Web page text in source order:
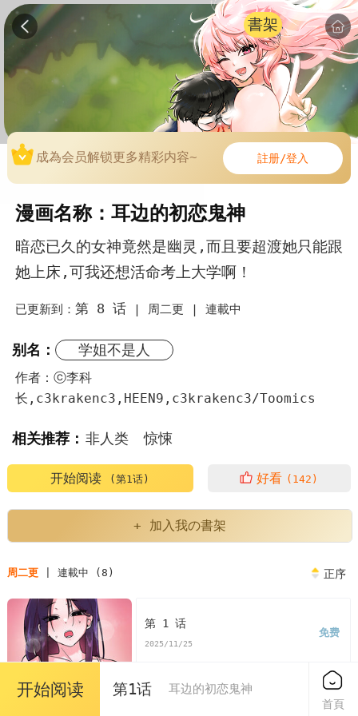
書架
成為会员解锁更多精彩内容~ 註册/登入
漫画名称：耳边的初恋鬼神
暗恋已久的女神竟然是幽灵,而且要超渡她只能跟
她上床,可我还想活命考上大学啊！
已更新到： 第 8 话| 周二更 | 連載中
别名： 学姐不是人
作者：ⓒ李科
长,c3krakenc3,HEEN9,c3krakenc3/Toomics
相关推荐： 非人类 惊悚
开始阅读 (第1话) 好看 (142)
+ 加入我の書架
周二更| 連載中 (8) 正序
第 1 话
2025/11/25
免费
开始阅读 第1话 耳边的初恋鬼神
首頁